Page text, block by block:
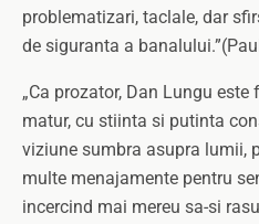
problematizari, taclale, dar
de siguranta a
„Ca prozator, Dan Lungu
matur, cu stiinta si putinta
viziune sumbra asupra lumii,
multe menajamente pentru
incercind mai mereu sa-si